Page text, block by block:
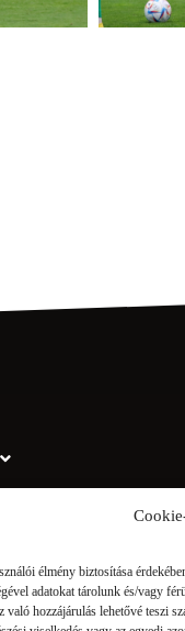
élmény biztosítása
adatokat tárolunk és/vagy
való hozzájárulás lehetővé teszi